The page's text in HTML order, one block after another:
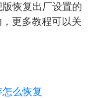
版恢复出厂设置的
更多教程可以关
么恢复